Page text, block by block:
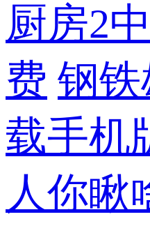
厨房2
费 钢
载手机
人你瞅